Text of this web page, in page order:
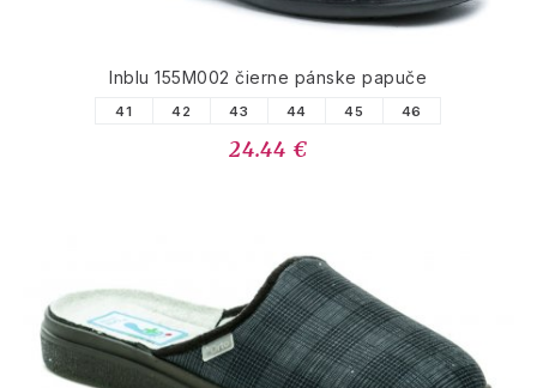
Inblu 155M002 čierne pánske papuče
41 42 43 44 45 46
24.44 €